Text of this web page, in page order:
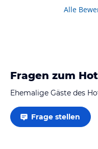
wieder - aber dann
Alle
Fragen zum
Ehemalige Gäste des
Frage stellen